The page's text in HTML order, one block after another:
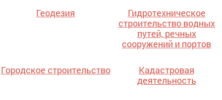
Геодезия
Гидротехническое
строительство водных
путей, речных
сооружений и портов
Городское строительство
Кадастровая
деятельность